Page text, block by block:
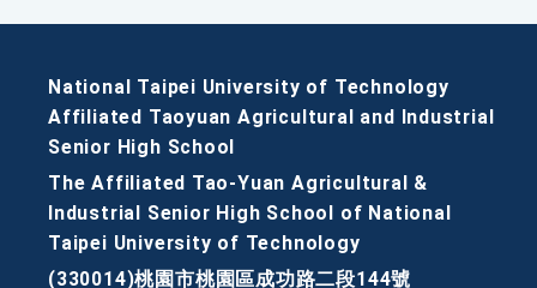
National Taipei University of Technology
Affiliated Taoyuan Agricultural and Industrial
Senior High School
The Affiliated Tao-Yuan Agricultural &
Industrial Senior High School of National
Taipei University of Technology
(330014)桃園市桃園區成功路二段144號